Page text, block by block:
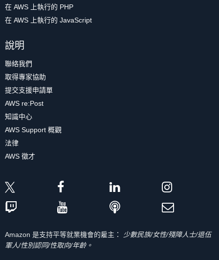
在 AWS 上執行的 PHP
在 AWS 上執行的 JavaScript
說明
聯絡我們
取得專家協助
提交支援申請單
AWS re:Post
知識中心
AWS Support 概觀
法律
AWS 徵才
Amazon 是支持平等就業機會的雇主：
少數民族/女性/殘障人士/退伍
軍人/性別認同/性取向/年齡。